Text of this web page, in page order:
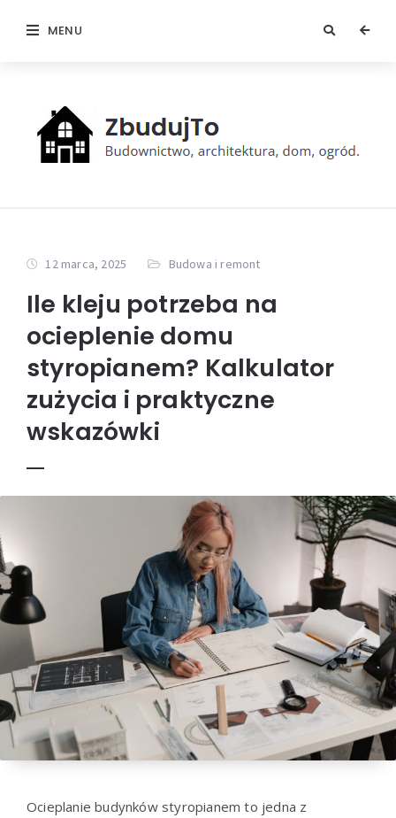
MENU
12 marca, 2025 Budowa i remont
Ile kleju potrzeba na
ocieplenie domu
styropianem? Kalkulator
zużycia i praktyczne
wskazówki
Ocieplanie budynków styropianem to jedna z